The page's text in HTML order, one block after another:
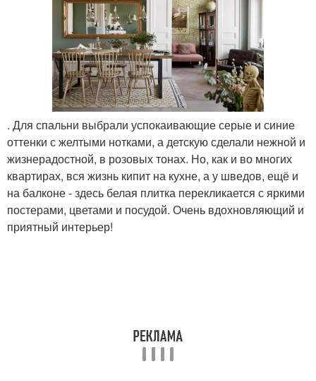
. Для спальни выбрали успокаивающие серые и синие
оттенки с желтыми нотками, а детскую сделали нежной и
жизнерадостной, в розовых тонах. Но, как и во многих
квартирах, вся жизнь кипит на кухне, а у шведов, ещё и
на балконе - здесь белая плитка перекликается с яркими
постерами, цветами и посудой. Очень вдохновляющий и
приятный интерьер!